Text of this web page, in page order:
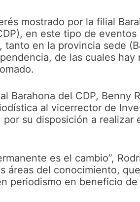
mostrado por la filial
en este tipo de
tanto en la provincia sede
de las cuales
Barahona del CDP, Benny
al vicerrector de
por su disposición a realizar
es el cambio”,
áreas del conocimiento,
periodismo en beneficio de